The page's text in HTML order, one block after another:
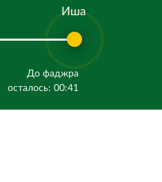
Иша
До фаджра
осталось: 00:41